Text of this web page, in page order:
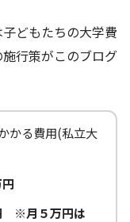
どもたちの大学費
行策がこのブログ
かる費用(私立大
※月５万円は